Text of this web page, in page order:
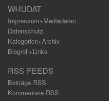
WHUDAT
Impressum+Mediadaten
Datenschutz
Kategorien+Archiv
Blogroll+Links
RSS FEEDS
Beiträge RSS
Kommentare RSS